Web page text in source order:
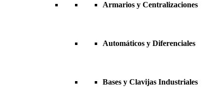
Armarios y Centralizaciones
Automáticos y Diferenciales
Bases y Clavijas Industriales